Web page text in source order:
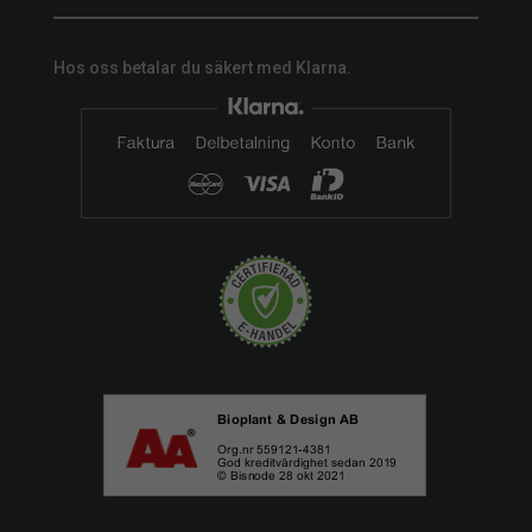
Hos oss betalar du säkert med Klarna.